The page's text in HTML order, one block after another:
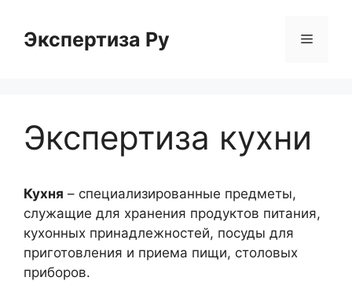
содержимому
Экспертиза Ру Меню
Экспертиза кухни
Кухня – специализированные предметы,
служащие для хранения продуктов питания,
кухонных принадлежностей, посуды для
приготовления и приема пищи, столовых
приборов.